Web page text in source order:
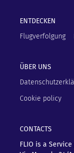
ENTDECKEN
Flugverfolgung
ÜBER UNS
Cookie policy
CONTACTS
FLIO is a